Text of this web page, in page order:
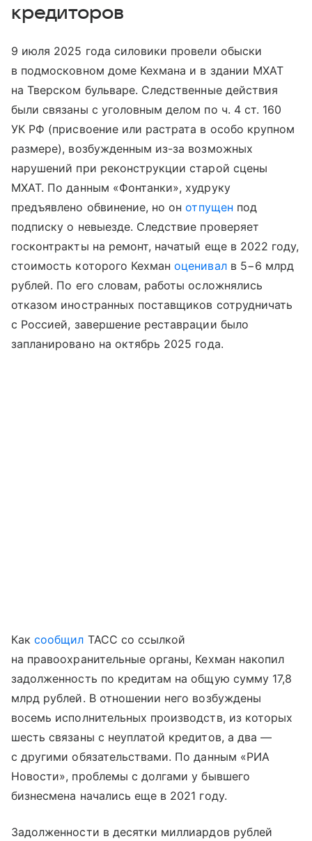
кредиторов
9 июля 2025 года силовики провели обыски
в подмосковном доме Кехмана и в здании МХАТ
на Тверском бульваре. Следственные действия
были связаны с уголовным делом по ч. 4 ст. 160
УК РФ (присвоение или растрата в особо крупном
размере), возбужденным из-за возможных
нарушений при реконструкции старой сцены
МХАТ. По данным «Фонтанки», худруку
предъявлено обвинение, но онотпущен под
подписку о невыезде. Следствие проверяет
госконтракты на ремонт, начатый еще в 2022 году,
стоимость которого Кехманоценивалв 5−6 млрд
рублей. По его словам, работы осложнялись
отказом иностранных поставщиков сотрудничать
с Россией, завершение реставрации было
запланировано на октябрь 2025 года.
Каксообщил ТАСС со ссылкой
на правоохранительные органы, Кехман накопил
задолженность по кредитам на общую сумму 17,8
млрд рублей. В отношении него возбуждены
восемь исполнительных производств, из которых
шесть связаны с неуплатой кредитов, а два —
с другими обязательствами. По данным «РИА
Новости», проблемы с долгами у бывшего
бизнесмена начались еще в 2021 году.
Задолженности в десятки миллиардов рублей